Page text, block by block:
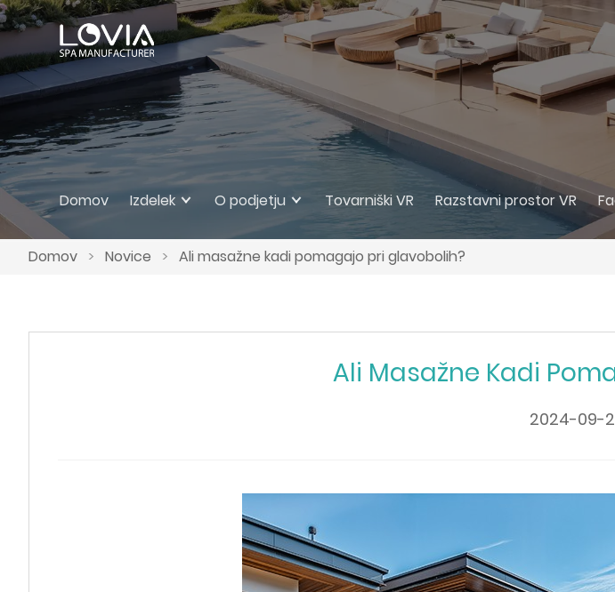
Domov Izdelek O podjetju Tovarniški VR Razstavni prostor VR
Domov > Novice > Ali masažne kadi pomagajo pri glavobolih?
Ali Masažne Kadi
2024-09-